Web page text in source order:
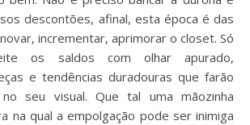
descontões, afinal, esta época é das
incrementar, aprimorar o closet. Só
os saldos com olhar apurado,
e tendências duradouras que farão
seu visual. Que tal uma mãozinha
na qual a empolgação pode ser inimiga